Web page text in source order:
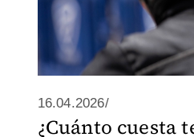
16.04.2026/
¿Cuánto cuesta